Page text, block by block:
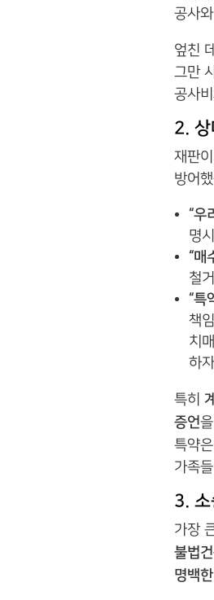
공사
엎친
그만
공사
2. 상
재판
방어
“우
명
“매
철
“특
책
치
하
특히
증언
특약
가족
3. 소
가장
불법
명백